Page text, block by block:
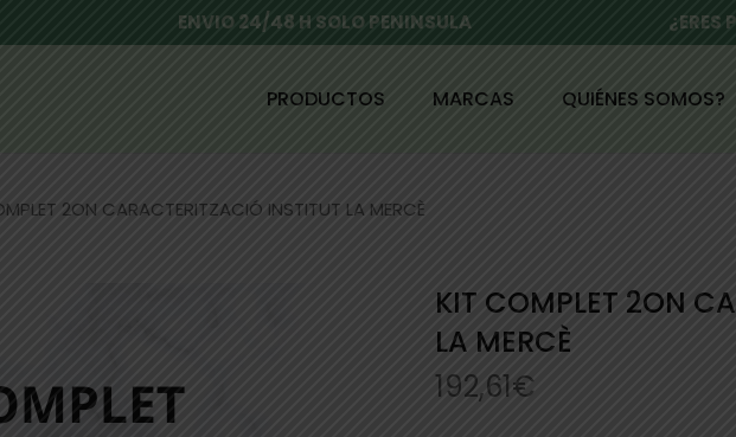
ENVIO 24/48 H SOLO PENINSULA ¿ERES
PRODUCTOS MARCAS QUIÉNES SOMOS?
2ON CARACTERITZACIÓ INSTITUT LA MERCÈ
KIT COMPLET 2ON
LA MERCÈ
192,61€